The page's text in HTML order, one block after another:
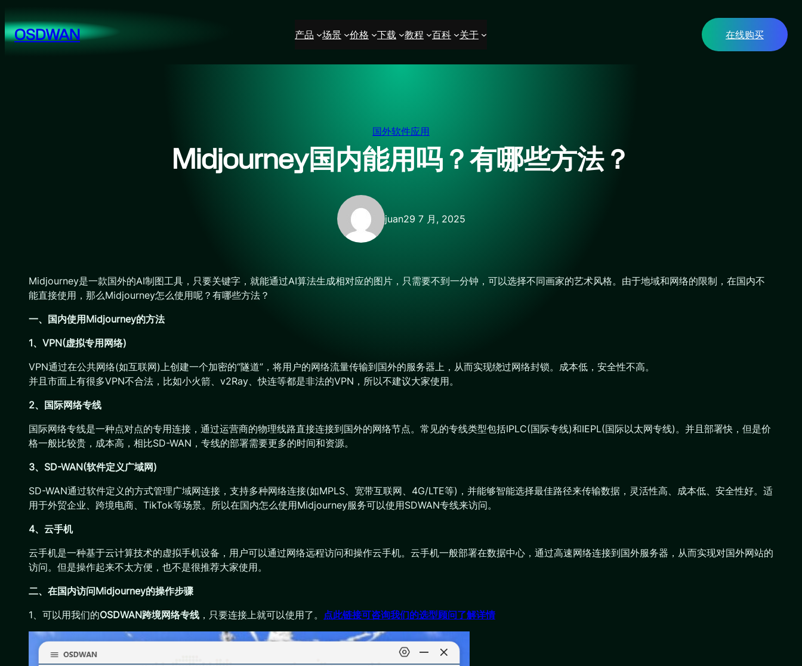
至
内OSDWAN 产品 场景 价格 下载 教程 百科 关于 在线购买
国外软件应用
Midjourney国内能用吗？有哪些方法？
juan29 7 月, 2025
Midjourney是一款国外的AI制图工具，只要关键字，就能通过AI算法生成相对应的图片，只需要不到一分钟，可以选择不同画家的艺术风格。由于地域和网络的限制，在国内不
能直接使用，那么Midjourney怎么使用呢？有哪些方法？
一、国内使用Midjourney的方法
1、VPN(虚拟专用网络)
VPN通过在公共网络(如互联网)上创建一个加密的“隧道”，将用户的网络流量传输到国外的服务器上，从而实现绕过网络封锁。成本低，安全性不高。
并且市面上有很多VPN不合法，比如小火箭、v2Ray、快连等都是非法的VPN，所以不建议大家使用。
2、国际网络专线
国际网络专线是一种点对点的专用连接，通过运营商的物理线路直接连接到国外的网络节点。常见的专线类型包括IPLC(国际专线)和IEPL(国际以太网专线)。并且部署快，但是价
格一般比较贵，成本高，相比SD-WAN，专线的部署需要更多的时间和资源。
3、SD-WAN(软件定义广域网)
SD-WAN通过软件定义的方式管理广域网连接，支持多种网络连接(如MPLS、宽带互联网、4G/LTE等)，并能够智能选择最佳路径来传输数据，灵活性高、成本低、安全性好。适
用于外贸企业、跨境电商、TikTok等场景。所以在国内怎么使用Midjourney服务可以使用SDWAN专线来访问。
4、云手机
云手机是一种基于云计算技术的虚拟手机设备，用户可以通过网络远程访问和操作云手机。云手机一般部署在数据中心，通过高速网络连接到国外服务器，从而实现对国外网站的
访问。但是操作起来不太方便，也不是很推荐大家使用。
二、在国内访问Midjourney的操作步骤
1、可以用我们的OSDWAN跨境网络专线 ，只要连接上就可以使用了。 点此链接可咨询我们的选型顾问了解详情